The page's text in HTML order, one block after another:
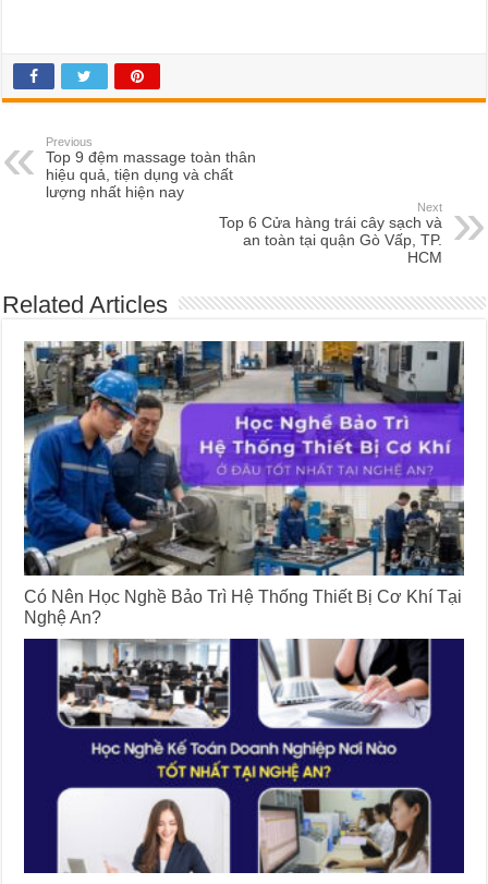
Previous
Top 9 đệm massage toàn thân
hiệu quả, tiện dụng và chất
lượng nhất hiện nay
Next
Top 6 Cửa hàng trái cây sạch và
an toàn tại quận Gò Vấp, TP.
HCM
Related Articles
Có Nên Học Nghề Bảo Trì Hệ Thống Thiết Bị Cơ Khí Tại
Nghệ An?